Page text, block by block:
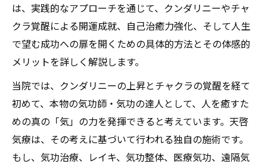
は、実践的なアプローチを通じて、クンダリニーやチャ
クラ覚醒による開運成就、自己治癒力強化、そして人生
で望む成功への扉を開くための具体的方法とその体感的
メリットを詳しく解説します。
当院では、クンダリニーの上昇とチャクラの覚醒を経て
初めて、本物の気功師・気功の達人として、人を癒すた
めの真の「気」の力を発揮できると考えています。天啓
気療は、その考えに基づいて行われる独自の施術です。
もし、気功治療、レイキ、気功整体、医療気功、遠隔気